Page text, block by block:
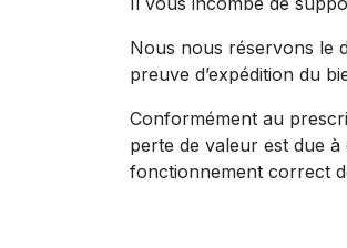
Nous nous réservons le
preuve d’expédition du
Conformément au
perte de valeur est due
fonctionnement correct